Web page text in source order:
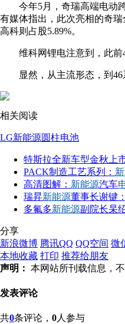
今年5月，奇瑞高端电动
有媒体指出，此次亮相的奇
高科则占股5.89%。
维科网锂电注意到，此
显然，从主流形态，到
相关阅读
LG新能源圆柱电池
特斯拉全新车型金秋上
PACK制造工艺系列：
高清图解： 新能源汽车
瑞昇新能源董事长谢键
多氟多新能源副院长杲
分享
新浪微博 腾讯QQ QQ空间 微
本地收藏 打印 推荐给朋友
声明： 本网站所刊载信息，
发表评论
共0条评论， 0人参与